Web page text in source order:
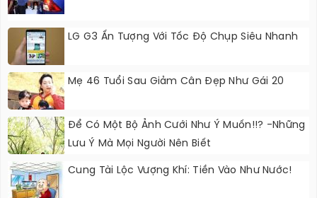
LG G3 Ấn Tượng Với Tốc Độ Chụp Siêu Nhanh
Mẹ 46 Tuổi Sau Giảm Cân Đẹp Như Gái 20
Để Có Một Bộ Ảnh Cưới Như Ý Muốn!!? -Những
Lưu Ý Mà Mọi Người Nên Biết
Cung Tài Lộc Vượng Khí: Tiền Vào Như Nước!